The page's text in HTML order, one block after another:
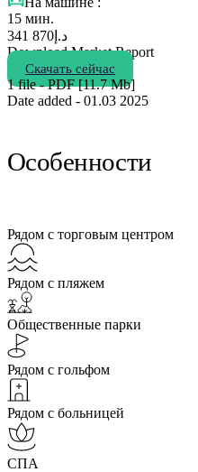
15 мин.
د.إ 870 341
Download Market Report
Скачать сейчас
1 file - PDF [11.7 Мb]
Date added - 01.03 2025
Особенности
Рядом с торговым центром
Рядом с пляжем
Общественные парки
Рядом с гольфом
Рядом с больницей
СПА